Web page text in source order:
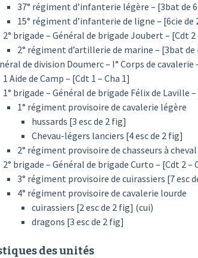
37° régiment d’infanterie légère – [3bat de
15° régiment d’infanterie de ligne – [6cie de
2° brigade – Général de brigade Joubert – [Cdt 2
2° régiment d’artillerie de marine – [3bat de
de division Doumerc – I° Corps de cavalerie
1 Aide de Camp – [Cdt 1 – Cha 1]
1° brigade – Général de brigade Félix de Laville –
1° régiment provisoire de cavalerie légère
hussards [3 esc de 2 fig]
Chevau-légers lanciers [4 esc de 2 fig]
2° régiment provisoire de chasseurs à
2° brigade – Général de brigade Curto – [Cdt 2 –
3° régiment provisoire de cuirassiers [7 esc
4° régiment provisoire de cavalerie lourde
cuirassiers [2 esc de 2 fig] (cui)
dragons [3 esc de 2 fig]
des unités